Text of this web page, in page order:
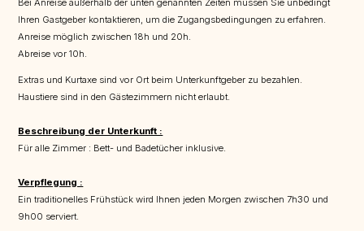
Ihren Gastgeber kontaktieren, um die Zugangsbedingungen zu erfahren.
Anreise möglich zwischen 18h und 20h.
Abreise vor 10h.
Extras und Kurtaxe sind vor Ort beim Unterkunftgeber zu bezahlen.
Haustiere sind in den Gästezimmern nicht erlaubt.
Beschreibung der Unterkunft :
Für alle Zimmer : Bett- und Badetücher inklusive.
Verpflegung :
Ein traditionelles Frühstück wird Ihnen jeden Morgen zwischen 7h30 und
9h00 serviert.